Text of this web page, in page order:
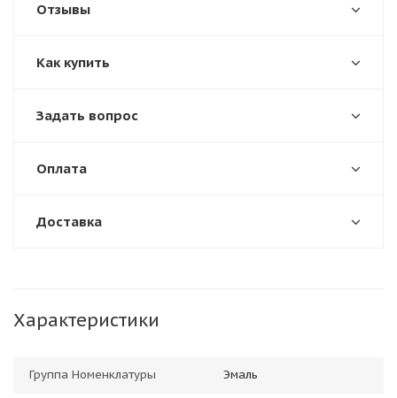
Отзывы
Как купить
Задать вопрос
Оплата
Доставка
Характеристики
Группа Номенклатуры Эмаль